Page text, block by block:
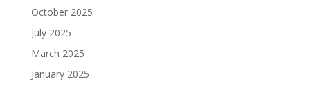
October 2025
July 2025
March 2025
January 2025